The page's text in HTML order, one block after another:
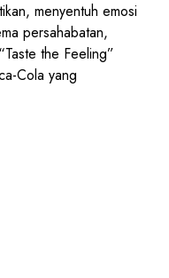
menyentuh emosi
persahabatan,
the Feeling”
Cola yang